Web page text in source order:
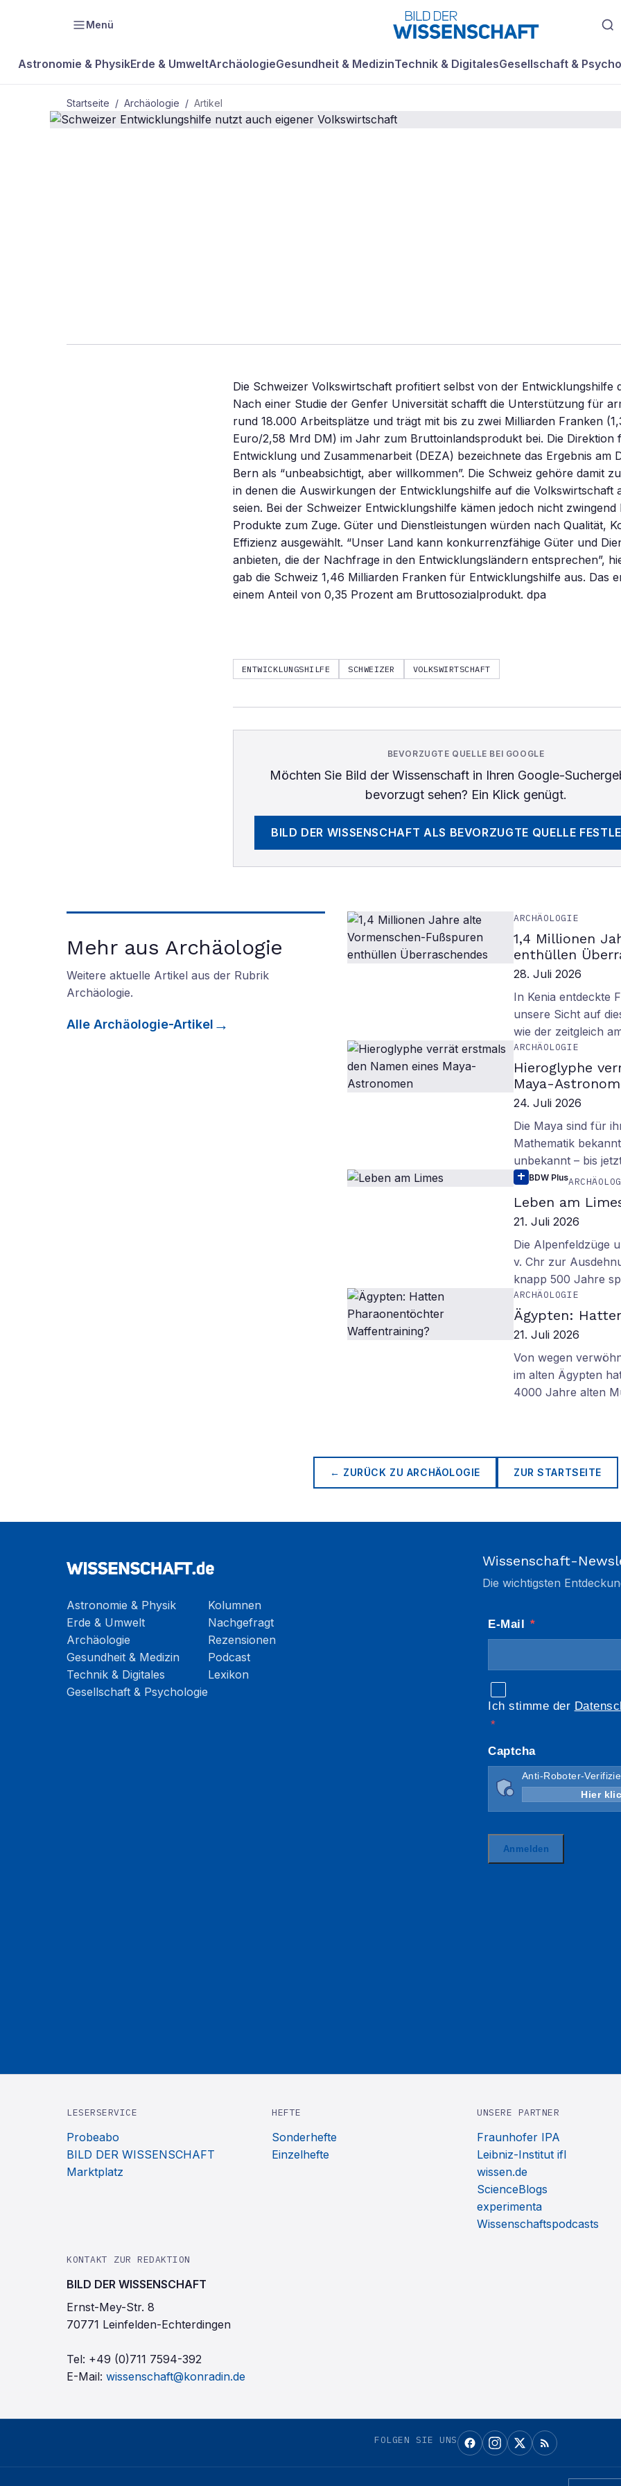
Menü
Astronomie & PhysikErde & UmweltArchäologieGesundheit & MedizinTechnik & DigitalesGesellschaft &
Startseite / Archäologie / Artikel
Die Schweizer Volkswirtschaft profitiert selbst von der Entwicklungshilfe
Nach einer Studie der Genfer Universität schafft die Unterstützung für
rund 18.000 Arbeitsplätze und trägt mit bis zu zwei Milliarden Franken
Euro/2,58 Mrd DM) im Jahr zum Bruttoinlandsprodukt bei. Die Direktion
Entwicklung und Zusammenarbeit (DEZA) bezeichnete das Ergebnis am
Bern als “unbeabsichtigt, aber willkommen”. Die Schweiz gehöre damit
in denen die Auswirkungen der Entwicklungshilfe auf die Volkswirtschaft
seien. Bei der Schweizer Entwicklungshilfe kämen jedoch nicht zwingend
Produkte zum Zuge. Güter und Dienstleistungen würden nach Qualität,
Effizienz ausgewählt. “Unser Land kann konkurrenzfähige Güter und
anbieten, die der Nachfrage in den Entwicklungsländern entsprechen”,
gab die Schweiz 1,46 Milliarden Franken für Entwicklungshilfe aus. Das
einem Anteil von 0,35 Prozent am Bruttosozialprodukt. dpa
ENTWICKLUNGSHILFE SCHWEIZER VOLKSWIRTSCHAFT
BEVORZUGTE QUELLE BEI GOOGLE
Möchten Sie Bild der Wissenschaftin Ihren Google-
bevorzugt sehen? Ein Klick genügt.
BILD DER WISSENSCHAFT ALS BEVORZUGTE QUELLE
Mehr aus Archäologie
Weitere aktuelle Artikel aus der Rubrik
Archäologie.
Alle Archäologie-Artikel
ARCHÄOLOGIE
1,4 Millionen
enthüllen
28. Juli 2026
In Kenia entdeckte
unsere Sicht auf
wie der zeitgleich
ARCHÄOLOGIE
Hieroglyphe
Maya-
24. Juli 2026
Die Maya sind für
Mathematik
unbekannt – bis
BDW Plus
Leben am
21. Juli 2026
Die Alpenfeldzüge
v. Chr zur
knapp 500 Jahre
ARCHÄOLOGIE
Ägypten:
21. Juli 2026
Von wegen
im alten Ägypten
4000 Jahre alten
← ZURÜCK ZU ARCHÄOLOGIE ZUR STARTSEITE
Astronomie & Physik
Erde & Umwelt
Archäologie
Gesundheit & Medizin
Technik & Digitales
Gesellschaft & Psychologie
Kolumnen
Nachgefragt
Rezensionen
Podcast
Lexikon
Wissenschaft-
Die wichtigsten
LESERSERVICE
Probeabo
BILD DER WISSENSCHAFT
Marktplatz
HEFTE
Sonderhefte
Einzelhefte
UNSERE PARTNER
Fraunhofer IPA
Leibniz-Institut ifl
wissen.de
ScienceBlogs
experimenta
Wissenschaftspodcasts
KONTAKT ZUR REDAKTION
BILD DER WISSENSCHAFT
Ernst-Mey-Str. 8
70771 Leinfelden-Echterdingen
Tel: +49 (0)711 7594-392
E-Mail: wissenschaft@konradin.de
FOLGEN SIE UNS